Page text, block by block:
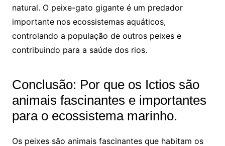
natural. O peixe-gato gigante é um predador
importante nos ecossistemas aquáticos,
controlando a população de outros peixes e
contribuindo para a saúde dos rios.
Conclusão: Por que os Ictios são
animais fascinantes e importantes
para o ecossistema marinho.
Os peixes são animais fascinantes que habitam os